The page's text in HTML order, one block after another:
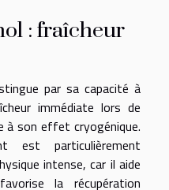
: fraîcheur
par sa capacité à
immédiate lors de
à son effet cryogénique.
est particulièrement
intense, car il aide
la récupération